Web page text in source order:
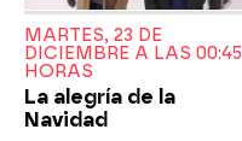
MARTES, 23 DE
DICIEMBRE A LAS 00:45
HORAS
La alegría de la
Navidad